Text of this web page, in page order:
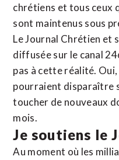
chrétiens et tous ceux
sont maintenus sous
Le Journal Chrétien et
diffusée sur le canal
pas à cette réalité.
pourraient disparaître
toucher de nouveaux
mois.
Je soutiens le
Au moment où les